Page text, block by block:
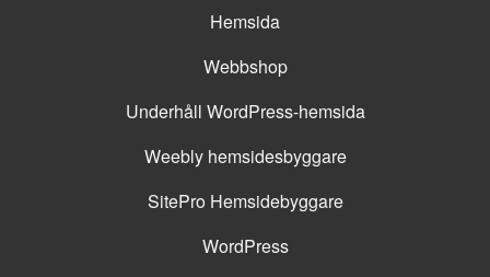
Hemsida
Webbshop
Underhåll WordPress-hemsida
Weebly hemsidesbyggare
SitePro Hemsidebyggare
WordPress